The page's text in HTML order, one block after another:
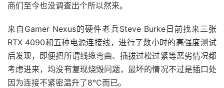
商们至今也没调查出个所以然来。
来自Gamer Nexus的硬件老兵Steve Burke日前找来三张
RTX 4090和五种电源连接线，进行了数小时的高强度测试
后发现，即便把所谓线缆弯曲、插拔过松过紧等恶劣情况都
考虑进来，均没有复现烧毁问题，最坏的情况不过是插口处
因为连接不紧密温升了8℃而已。